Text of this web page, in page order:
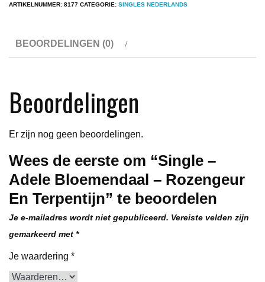
Rozengeur
aantal
ARTIKELNUMMER: 8177 CATEGORIE: SINGLES NEDERLANDS
BEOORDELINGEN (0)
Beoordelingen
Er zijn nog geen beoordelingen.
Wees de eerste om “Single –
Adele Bloemendaal – Rozengeur
En Terpentijn” te beoordelen
Je e-mailadres wordt niet gepubliceerd. Vereiste velden zijn
gemarkeerd met *
Je waardering *